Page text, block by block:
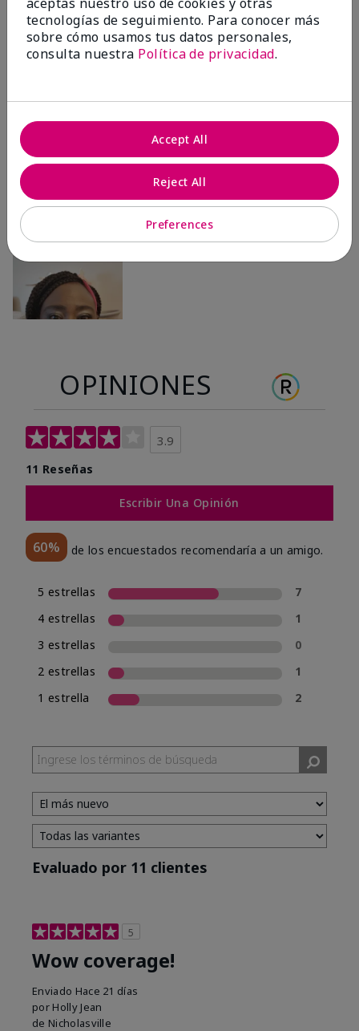
Antes & después
Antes
Después
Después
OPINIONES
3.9
11 Reseñas
Escribir Una Opinión
60% de los encuestados recomendaría a un amigo.
5 estrellas
7
4 estrellas
1
3 estrellas
0
2 estrellas
1
1 estrella
2
Evaluado por 11 clientes
5
Wow coverage!
Enviado Hace 21 días
por Holly Jean
de Nicholasville
tecnologías de seguimiento. Para conocer más
sobre cómo usamos tus datos personales,
consulta nuestra Política de privacidad.
Preferences
Reject All
Accept All